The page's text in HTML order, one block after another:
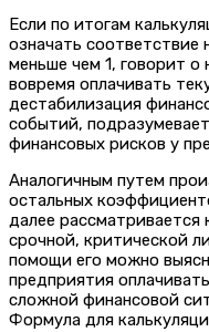
Если по итогам
означать
меньше чем 1, говорит о
вовремя оплачивать
дестабилизация
событий,
финансовых рисков у
Аналогичным путем
остальных
далее
срочной, критической
помощи его можно
предприятия
сложной финансовой
Формула для